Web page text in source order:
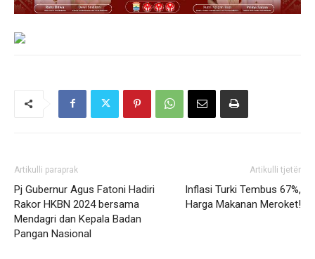
Artikulli paraprak
Pj Gubernur Agus Fatoni Hadiri
Rakor HKBN 2024 bersama
Mendagri dan Kepala Badan
Pangan Nasional
Artikulli tjetër
Inflasi Turki Tembus 67%,
Harga Makanan Meroket!